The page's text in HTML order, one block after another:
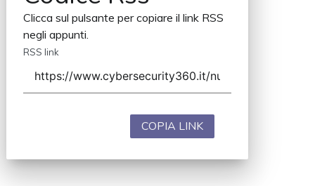
Clicca sul pulsante per copiare il link RSS
negli appunti.
RSS link
COPIA LINK